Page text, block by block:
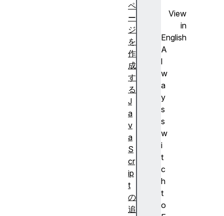
View
in
English
A
l
w
a
y
s
s
w
i
t
c
h
t
o
ペ
ー
ジ
を
作
成
す
る
J
a
v
a
S
cr
ip
t
の
追